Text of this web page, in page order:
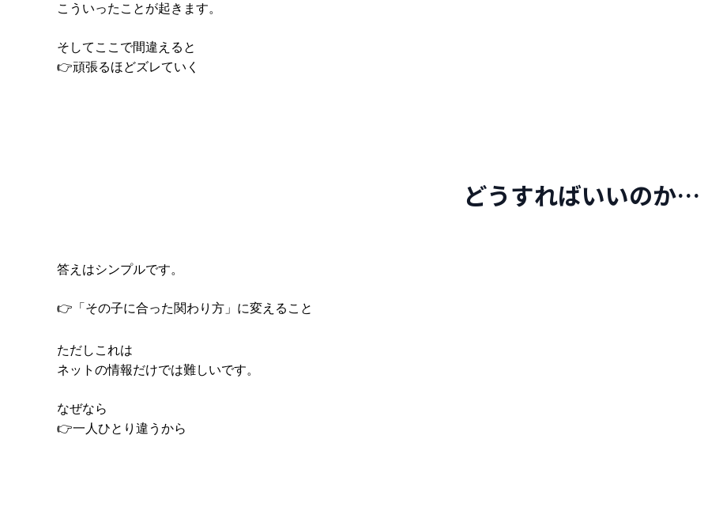
こういったことが起きます。
そしてここで間違えると
👉頑張るほどズレていく
どうすればいいのか…
答えはシンプルです。
👉 「その子に合った関わり方」に変えること
ただしこれは
ネットの情報だけでは難しいです。
なぜなら
👉一人ひとり違うから